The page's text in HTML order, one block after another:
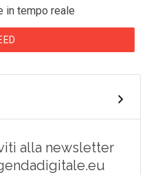
in tempo reale
alla newsletter